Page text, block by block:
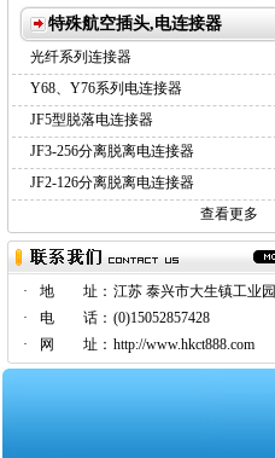
特殊航空插头,电连接器
光纤系列连接器
Y68、Y76系列电连接器
JF5型脱落电连接器
JF3-256分离脱离电连接器
JF2-126分离脱离电连接器
查看更多
· 地 址： 江苏 泰兴市大生镇工业园
·
电 话： (0)15052857428
·
网 址： http://www.hkct888.com